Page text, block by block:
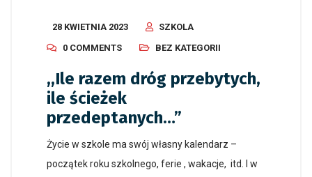
28 KWIETNIA 2023
SZKOLA
0 COMMENTS
BEZ KATEGORII
,,Ile razem dróg przebytych,
ile ścieżek
przedeptanych…”
Życie w szkole ma swój własny kalendarz –
początek roku szkolnego, ferie , wakacje, itd. I w